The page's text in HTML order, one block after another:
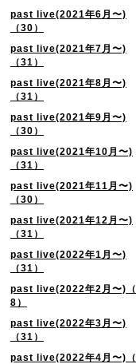
past live(2021年6月〜)
（30）
past live(2021年7月〜)
（31）
past live(2021年8月〜)
（31）
past live(2021年9月〜)
（30）
past live(2021年10月〜)
（31）
past live(2021年11月〜)
（30）
past live(2021年12月〜)
（31）
past live(2022年1月〜)
（31）
past live(2022年2月〜)
8）
past live(2022年3月〜)
（31）
past live(2022年4月〜)